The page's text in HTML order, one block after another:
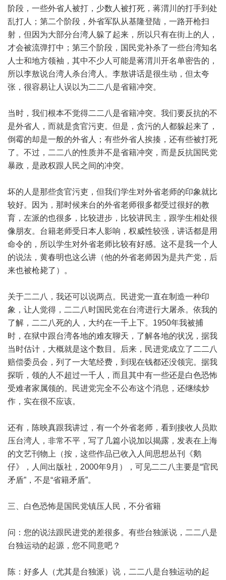
阶段，一些外省人被打，少数人被打死，蒋渭川的打手到处
乱打人；第二个阶段，外省军队从基隆登陆，一路开枪扫
射，但因为大部分台湾人躲了起来，所以只有在街上的人，
才会被流弹打中；第三个阶段，国民党补杀了一些台湾知名
人士和地方领袖，其中不少人可能是蒋渭川开名单密告的，
所以李敖说台湾人杀台湾人。李敖讲话是很生动，但太夸
张，很容易让人误以为二二八是省籍冲突。
当时，我们根本不觉得二二八是省籍冲突。我们要反抗的不
是外省人，而就是贪官污吏。但是，贪污的人都躲起来了，
倒霉的却是一般的外省人；有些外省人挨揍，还有些被打死
了。不过，二二八的性质并不是省籍冲突，而是反抗国民党
暴政，是政权跟人民之间的冲突。
坏的人是那些贪官污吏，但我们学生对外省老师的印象就比
较好。因为，那时候来台的外省老师很多都受过很好的教
育，左派的也很多，比较进步，比较讲民主，跟学生相处很
像朋友。台籍老师受日本人影响，权威性较强，讲话都是用
命令的，所以学生对外省老师比较有好感。这不是我一个人
的说法，黄春明也这么讲（他的外省老师因为是共产党，后
来也被枪毙了）。
关于二二八，我还可以说两点。民进党一直在制造一种印
象，让人觉得，二二八时国民党在台湾进行大屠杀。依我的
了解，二二八死的人，大约在一千上下。1950年我被捕
时，在狱中跟台湾各地的难友聊天，了解各地的状况，据我
当时估计，大概就是这个数目。后来，民进党成立了二二八
赔偿委员会，列了一大笔经费，到现在钱都还没领完。据我
探听，领的人不超过一千人，而且其中有一些还是白色恐怖
受难者家属领的。民进党完全不公布这个消息，还继续炒
作，实在很不应该。
还有，陈映真跟我讲过，有一个外省老师，看到接收人员欺
压台湾人，非常不平，写了几篇小说加以揭露，发表在上海
的文艺刊物上（按，这些作品已收入人间思想丛刊《鹅
仔》，人间出版社，2000年9月），可见二二八主要是“官民
矛盾”，不是“省籍矛盾”。
三、白色恐怖是国民党镇压人民，不分省籍
问：您的说法跟民进党的差很多。有些台独派说，二二八是
台独运动的起源，您不同意吧？
陈：好多人（尤其是台独派）说，二二八是台独运动的起